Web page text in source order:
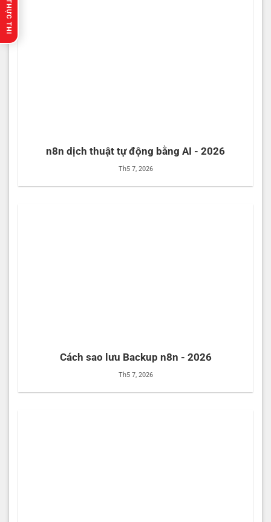
n8n dịch thuật tự động bằng AI - 2026
Th5 7, 2026
Cách sao lưu Backup n8n - 2026
Th5 7, 2026